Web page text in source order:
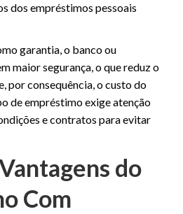
dos empréstimos pessoais
garantia, o banco ou
maior segurança, o que reduz o
por consequência, o custo do
de empréstimo exige atenção
e contratos para evitar
do
Com